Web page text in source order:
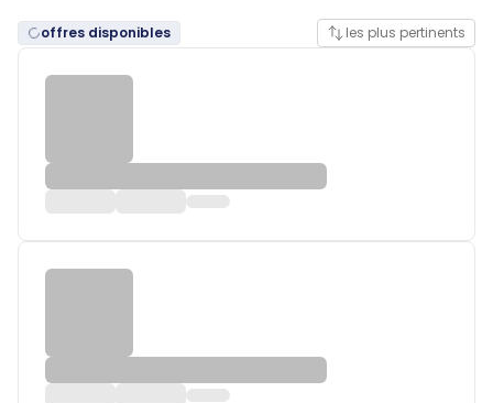
offres disponibles les plus pertinents